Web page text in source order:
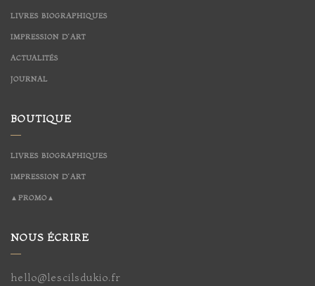
LIVRES BIOGRAPHIQUES
IMPRESSION D’ART
ACTUALITÉS
JOURNAL
BOUTIQUE
LIVRES BIOGRAPHIQUES
IMPRESSION D’ART
▲PROMO▲
NOUS ÉCRIRE
hello@lescilsdukio.fr